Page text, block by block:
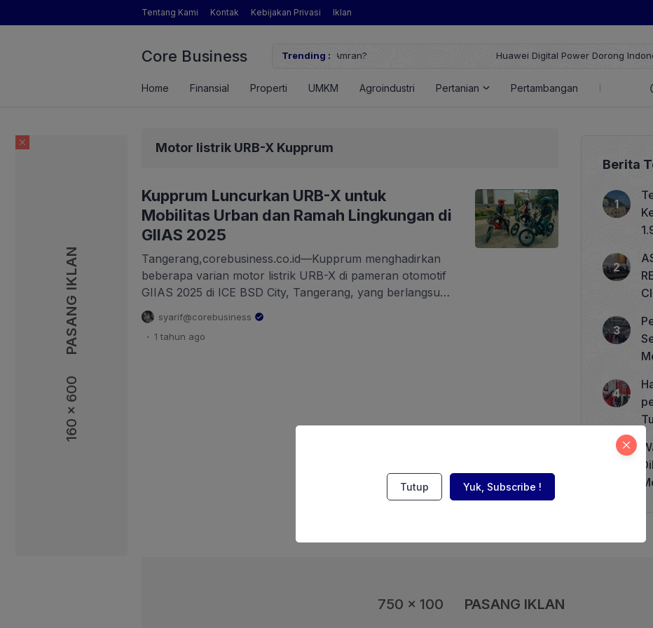
160 x 600
PASANG IKLAN
Tentang Kami Kontak Kebijakan Privasi Iklan
Core Business Trending :
Pengamat Pertanian yang Dimaksud Mentan Amran?
Huawei Digital Power Dorong Indonesia Menuju Revolusi
Home Finansial Properti UMKM Agroindustri Pertanian Pertambangan Energi
Motor listrik URB-X Kupprum
Kupprum Luncurkan URB-X untuk
Mobilitas Urban dan Ramah Lingkungan di
GIIAS 2025
Tangerang,corebusiness.co.id—Kupprum menghadirkan
beberapa varian motor listrik URB-X di pameran otomotif
GIIAS 2025 di ICE BSD City, Tangerang, yang berlangsung
pada 24 Juli hingga 3 Agustus 2025. Setelah tahun lalu
diperkenalkan konsep URB-X, yakni motor listrik modular
yang menggabungkan gaya, fungsi, dan teknologi, tim
syarif@corebusiness
. 1 tahun ago
Berita
750 x 100 PASANG IKLAN
Tutup Yuk, Subscribe !